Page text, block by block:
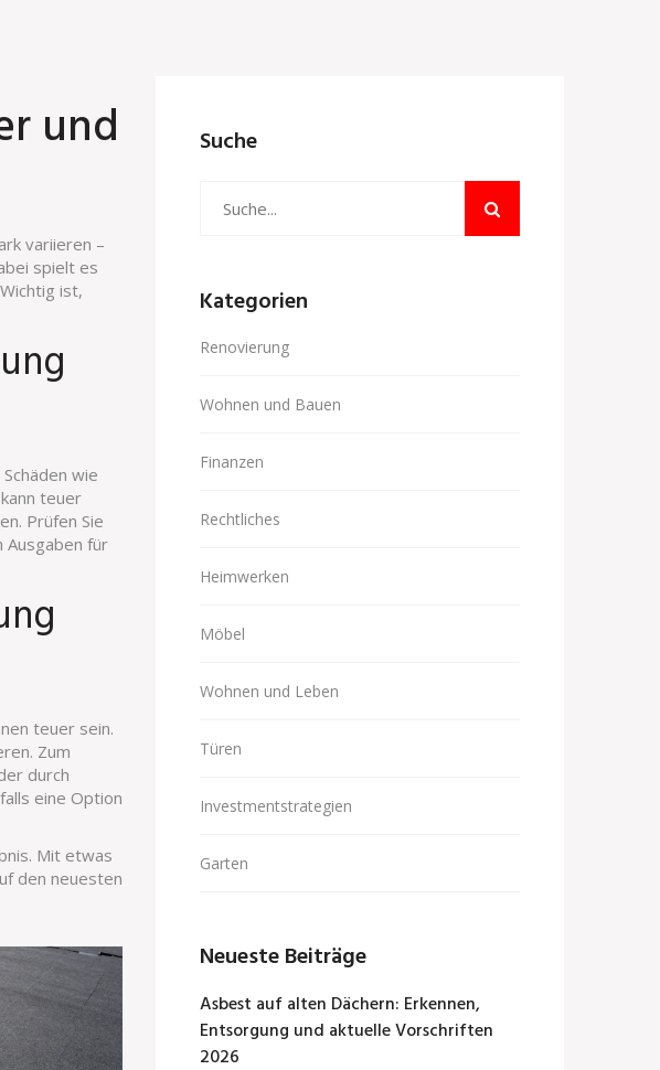
und
variieren –
spielt es
ist,
wie
teuer
Prüfen Sie
Ausgaben für
teuer sein.
Zum
durch
eine Option
Mit etwas
den neuesten
Suche
Kategorien
Renovierung
Wohnen und Bauen
Finanzen
Rechtliches
Heimwerken
Möbel
Wohnen und Leben
Türen
Investmentstrategien
Garten
Neueste Beiträge
Asbest auf alten Dächern: Erkennen,
Entsorgung und aktuelle Vorschriften
2026